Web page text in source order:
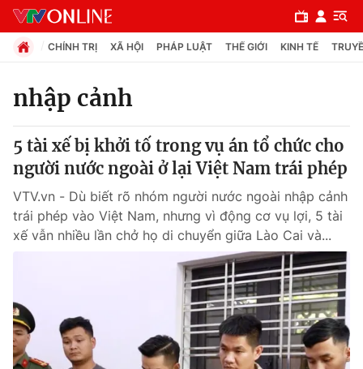
Chuyên mục
Chính trị
Xã hội
Y tế
Thế giới
CHÍNH TRỊ XÃ HỘI PHÁP LUẬT THẾ GIỚI KINH TẾ
nhập cảnh
5 tài xế bị khởi tố trong vụ án tổ chức cho
người nước ngoài ở lại Việt Nam trái phép
VTV.vn - Dù biết rõ nhóm người nước ngoài nhập cảnh
trái phép vào Việt Nam, nhưng vì động cơ vụ lợi, 5 tài
xế vẫn nhiều lần chở họ di chuyển giữa Lào Cai và...